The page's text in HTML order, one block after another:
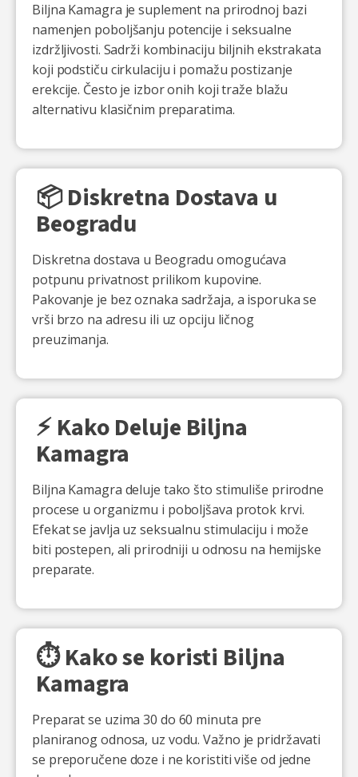
Biljna Kamagra je suplement na prirodnoj bazi
namenjen poboljšanju potencije i seksualne
izdržljivosti. Sadrži kombinaciju biljnih ekstrakata
koji podstiču cirkulaciju i pomažu postizanje
erekcije. Često je izbor onih koji traže blažu
alternativu klasičnim preparatima.
📦 Diskretna Dostava u
Beogradu
Diskretna dostava u Beogradu omogućava
potpunu privatnost prilikom kupovine.
Pakovanje je bez oznaka sadržaja, a isporuka se
vrši brzo na adresu ili uz opciju ličnog
preuzimanja.
⚡ Kako Deluje Biljna
Kamagra
Biljna Kamagra deluje tako što stimuliše prirodne
procese u organizmu i poboljšava protok krvi.
Efekat se javlja uz seksualnu stimulaciju i može
biti postepen, ali prirodniji u odnosu na hemijske
preparate.
⏱️ Kako se koristi Biljna
Kamagra
Preparat se uzima 30 do 60 minuta pre
planiranog odnosa, uz vodu. Važno je pridržavati
se preporučene doze i ne koristiti više od jedne